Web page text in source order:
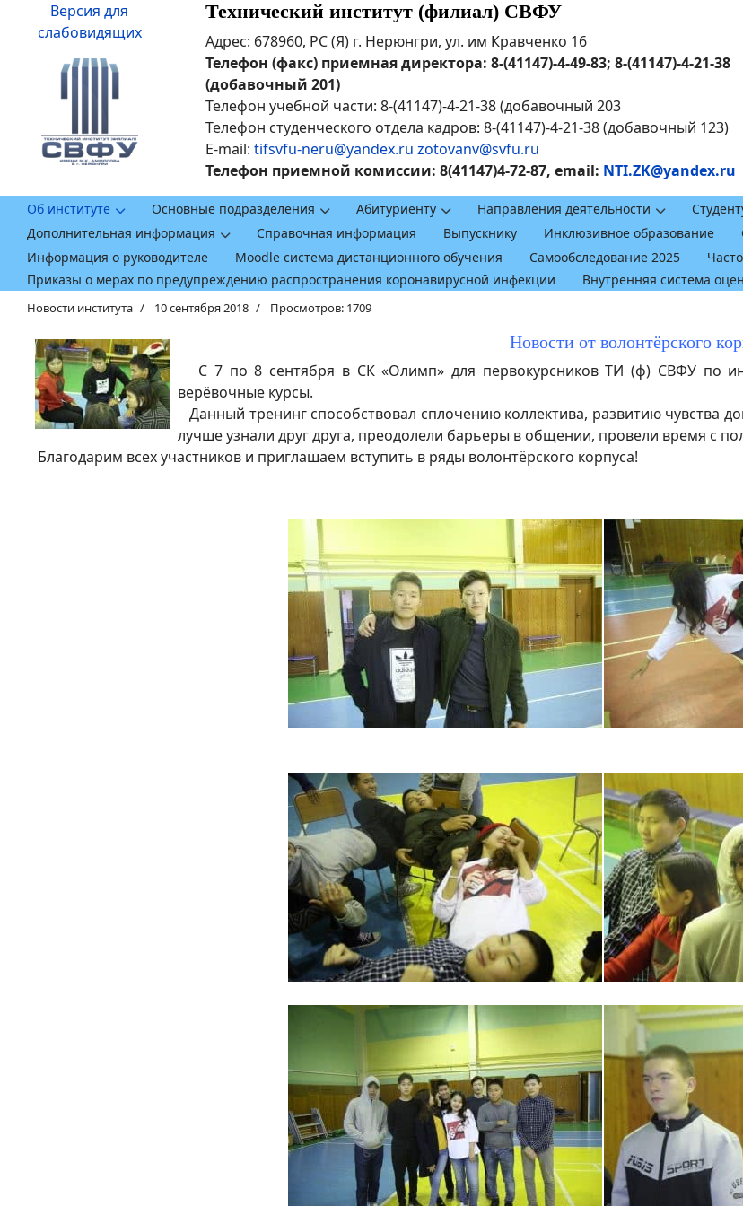
Версия для
слабовидящих
Технический институт (филиал) СВФУ
Адрес: 678960, РС (Я) г. Нерюнгри, ул. им Кравченко 16
Телефон (факс) приемная директора: 8-(41147)-4-49-83; 8-(41147)-4-21-38
(добавочный 201)
Телефон учебной части: 8-(41147)-4-21-38 (добавочный 203
Телефон студенческого отдела кадров: 8-(41147)-4-21-38 (добавочный 123)
E-mail: tifsvfu-neru@yandex.ru zotovanv@svfu.ru
Телефон приемной комиссии: 8(41147)4-72-87, email: NTI.ZK@yandex.ru
Об институте Основные подразделения Абитуриенту Направления деятельности
Дополнительная информация
Справочная информация Выпускнику Инклюзивное образование
Информация о руководителе
Moodle система дистанционного обучения Самообследование 2025
Приказы о мерах по предупреждению распространения коронавирусной инфекции
Внутренняя система
Новости института 10 сентября 2018 Просмотров: 1709
Новости от волонтёрского
С 7 по 8 сентября в СК «Олимп» для первокурсников ТИ (ф) СВФУ по
верёвочные курсы.
Данный тренинг способствовал сплочению коллектива, развитию чувства
лучше узнали друг друга, преодолели барьеры в общении, провели время с
Благодарим всех участников и приглашаем вступить в ряды волонтёрского корпуса!